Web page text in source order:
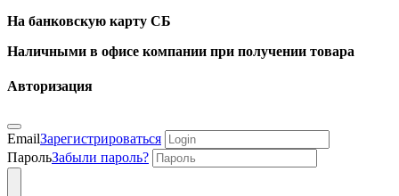
На банковскую карту СБ
Наличными в офисе компании при получении товара
Авторизация
EmailЗарегистрироваться
ПарольЗабыли пароль?